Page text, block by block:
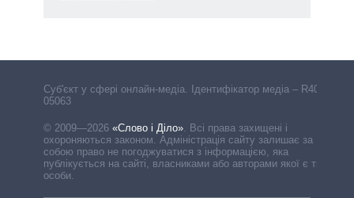
Cуб'єкт у сфері онлайн-медіа. Ідентифікатор медіа – R40-
05063
© 2009—2026 «Слово і Діло». Всі права захищені і
охороняються законом. Адміністрація сайту залишає за
собою право не погоджуватися з інформацією, яка
публікується на сайті, власниками або авторами якої є треті
особи.